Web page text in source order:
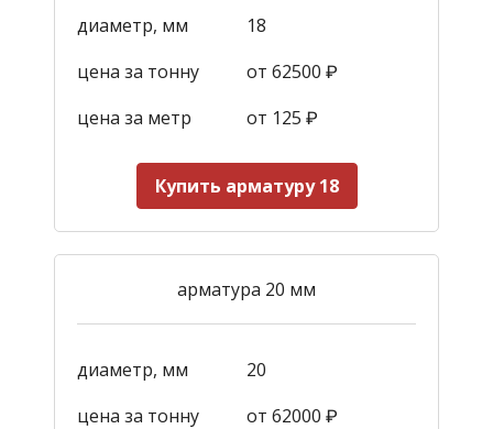
диаметр, мм
18
цена за тонну
от 62500 ₽
цена за метр
от 125 ₽
Купить арматуру 18
арматура 20 мм
диаметр, мм
20
цена за тонну
от 62000 ₽